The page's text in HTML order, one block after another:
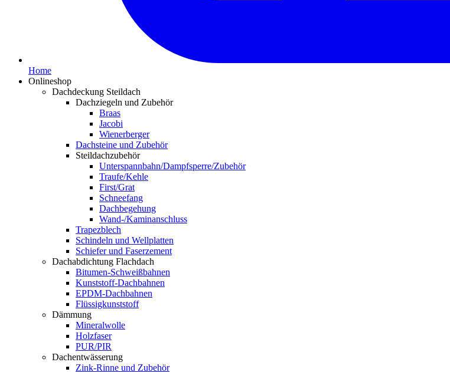
Home
Onlineshop
Dachdeckung Steildach
Dachziegeln und Zubehör
Braas
Jacobi
Wienerberger
Dachsteine und Zubehör
Steildachzubehör
Unterspannbahn/Dampfsperre/Zubehör
Traufe/Kehle
First/Grat
Schneefang
Dachbegehung
Wand-/Kaminanschluss
Trapezblech
Schindeln und Wellplatten
Schiefer und Faserzement
Dachabdichtung Flachdach
Bitumen-Schweißbahnen
Kunststoff-Dachbahnen
EPDM-Dachbahnen
Flüssigkunststoff
Dämmung
Mineralwolle
Holzfaser
PUR/PIR
Dachentwässerung
Zink-Rinne und Zubehör